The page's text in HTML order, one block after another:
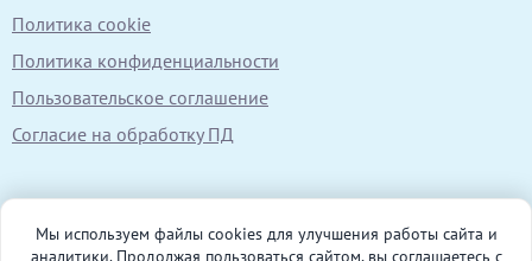
Политика cookie
Политика конфиденциальности
Пользовательское соглашение
Согласие на обработку ПД
Мы используем файлы cookies для улучшения работы сайта и
аналитики. Продолжая пользоваться сайтом, вы соглашаетесь с